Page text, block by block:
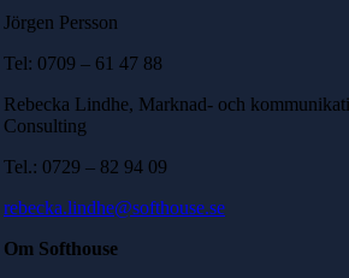
Jörgen Persson
Tel: 0709 – 61 47 88
Rebecka Lindhe, Marknad- och
Consulting
Tel.: 0729 – 82 94 09
rebecka.lindhe@softhouse.se
Om Softhouse